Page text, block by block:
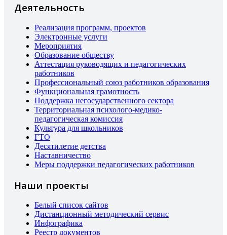
Деятельность
Реализация программ, проектов
Электронные услуги
Мероприятия
Образование обществу
Аттестация руководящих и педагогических
работников
Профессиональный союз работников образования
Функциональная грамотность
Поддержка негосударственного сектора
Территориальная психолого-медико-
педагогическая комиссия
Культура для школьников
ГТО
Десятилетие детства
Наставничество
Меры поддержки педагогических работников
Наши проекты
Белый список сайтов
Дистанционный методический сервис
Инфографика
Реестр документов